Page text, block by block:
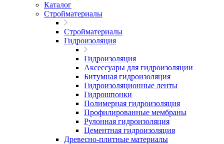
Каталог
Стройматериалы
Стройматериалы
Гидроизоляция
Гидроизоляция
Аксессуары для гидроизоляции
Битумная гидроизоляция
Гидроизоляционные ленты
Гидрошпонки
Полимерная гидроизоляция
Профилированные мембраны
Рулонная гидроизоляция
Цементная гидроизоляция
Древесно-плитные материалы